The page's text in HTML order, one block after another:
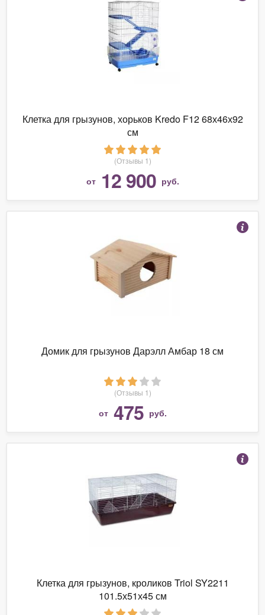
Клетка для грызунов, хорьков Kredo F12 68х46х92
см
(Отзывы 1)
от 12 900 руб.
Домик для грызунов Дарэлл Амбар 18 см
(Отзывы 1)
от 475 руб.
Клетка для грызунов, кроликов Triol SY2211
101.5х51х45 см